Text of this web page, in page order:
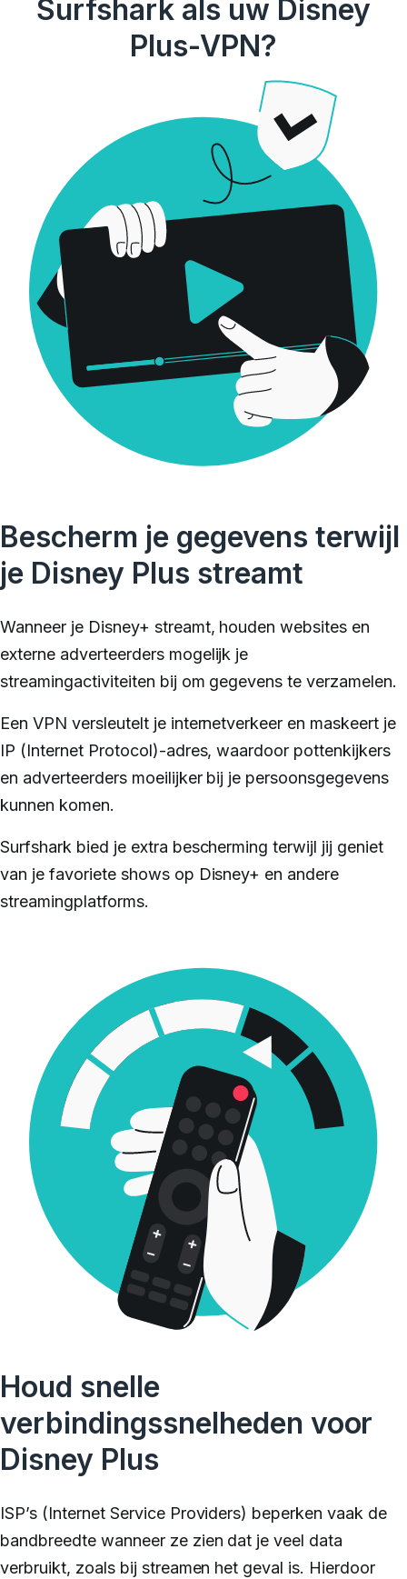
Surfshark als uw Disney
Plus-VPN?
Bescherm je gegevens terwijl
je Disney Plus streamt
Wanneer je Disney+ streamt, houden websites en
externe adverteerders mogelijk je
streamingactiviteiten bij om gegevens te verzamelen.
Een VPN versleutelt je internetverkeer en maskeert je
IP (Internet Protocol)-adres, waardoor pottenkijkers
en adverteerders moeilijker bij je persoonsgegevens
kunnen komen.
Surfshark bied je extra bescherming terwijl jij geniet
van je favoriete shows op Disney+ en andere
streamingplatforms.
Houd snelle
verbindingssnelheden voor
Disney Plus
ISP’s (Internet Service Providers) beperken vaak de
bandbreedte wanneer ze zien dat je veel data
verbruikt, zoals bij streamen het geval is. Hierdoor